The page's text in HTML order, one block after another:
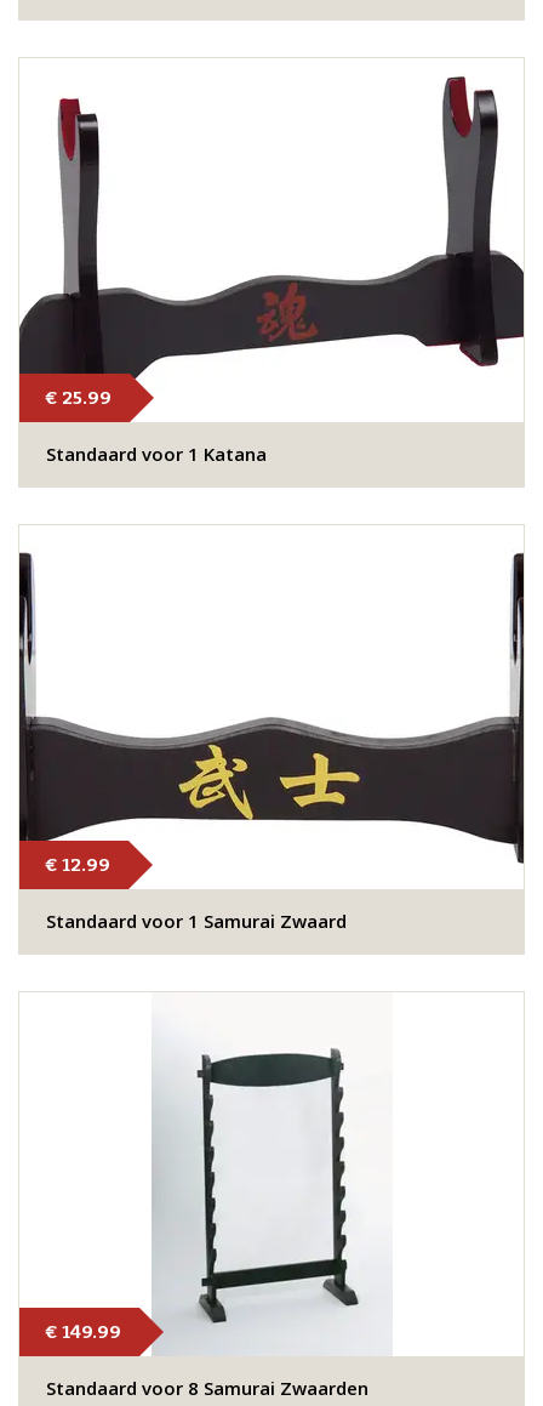
€ 25.99
Standaard voor 1 Katana
€ 12.99
Standaard voor 1 Samurai Zwaard
€ 149.99
Standaard voor 8 Samurai Zwaarden